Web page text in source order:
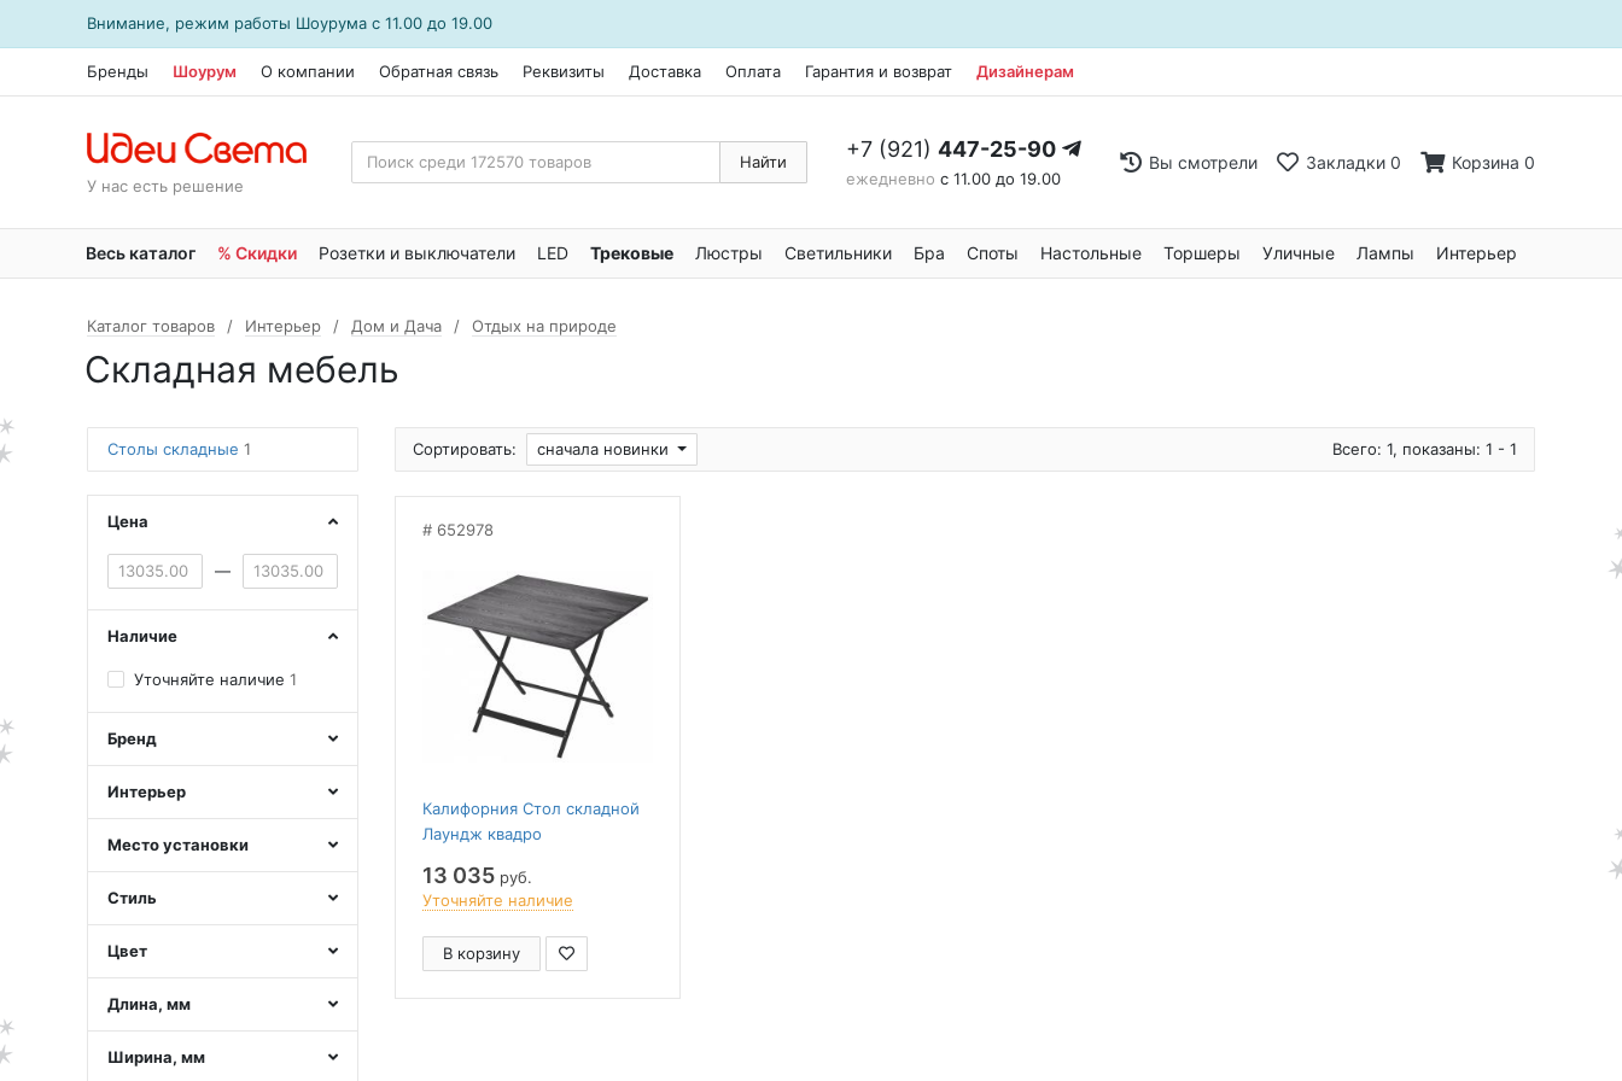
Внимание, режим работы Шоурума с 11.00 до 19.00
Бренды Шоурум О компании Обратная связь Реквизиты Доставка Оплата Гарантия и возврат Дизайнерам
У нас есть решение
Найти +7 (921) 447-25-90
ежедневно с 11.00 до 19.00
Вы смотрели Закладки 0 Корзина 0
Весь каталог % Скидки Розетки и выключатели LED Трековые Люстры Светильники Бра Споты Настольные Торшеры Уличные Лампы Интерьер
Каталог товаров Интерьер Дом и Дача Отдых на природе
Складная мебель
Столы складные 1
Цена
—
Наличие
Уточняйте наличие 1
Бренд
Интерьер
Место установки
Стиль
Цвет
Длина, мм
Ширина, мм
Сортировать: сначала новинки Всего: 1, показаны: 1 - 1
652978
Калифорния Стол складной
Лаундж квадро
13 035 руб.
Уточняйте наличие
В корзину